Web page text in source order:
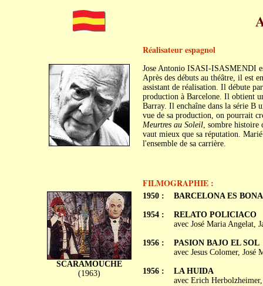
Réalisateur espagnol
Jose Antonio ISASI-ISASMENDI
Après des débuts au théâtre, il est
assistant de réalisation. Il débute
production à Barcelone. Il obtient
Barray. Il enchaîne dans la série B
vue de sa production, on pourrait
Meurtres au Soleil, sombre histoire
vaut mieux que sa réputation.
l'ensemble de sa carrière.
FILMOGRAPHIE :
SCARAMOUCHE
(1963)
1950 :
1954 :
1956 :
1956 :
BARCELONA ES BONA
RELATO POLICIACO
avec José Maria Angelat,
PASION BAJO EL SOL
avec Jesus Colomer,
LA HUIDA
avec Erich